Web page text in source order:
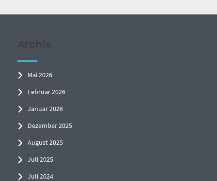
Archiv
Mai 2026
Februar 2026
Januar 2026
Dezember 2025
August 2025
Juli 2025
Juli 2024